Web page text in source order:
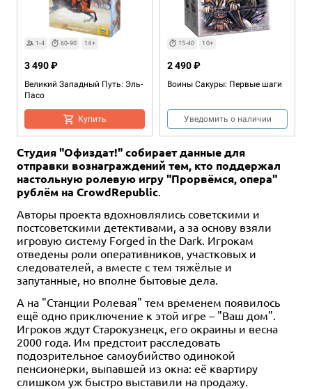
1-4 60-90 14+
Великий Западный Путь: Эль-
Пасо
3 490 ₽
Купить
15-40 10+
Воины Сакуры: Первые шаги
2 490 ₽
Уведомить о наличии
15-40 10+
Воины Сакуры: Мастера
дуэли
2 490 ₽
Уведомить о наличии
Хит 2-4 60 10+
Герои
36 отзывов
1 490 ₽
1-4 60-120 12+
Защитники Диких Земель
4 990 ₽
Уведомить о наличии
1-4 60-90 12+
Зельеварение. Путь алхимика
5 850 ₽
Купить
Хит 1-6 120 16+
Кромешная тьма:
Преисподняя
5 отзывов
14 990 ₽
Купить
2-4 45 12+
Мистическая Долина.
Расширенное издание
8 490 ₽
Купить
1-4 30-90 12+
Мицелий
1 отзыв
5 990 ₽
Уведомить о наличии
2-4 90 12+
Монастериум
5 490 ₽
Купить
2-5 25-40 14+
Пандоворот
2 590 ₽
Уведомить о наличии
1-4 150 14+
Поколения: Книга Свона
1 отзыв
5 490 ₽
2-5 60 10+
Смешанный лес
1 отзыв
2 490 ₽
Купить
1-4 120-180 13+
Чёрная книга
24 отзыва
5 990 ₽
2-4 30-40 13+
Super Fantasy Brawl
4 990 ₽
Уведомить о наличии
Студия "Офиздат!" собирает данные для
отправки вознаграждений тем, кто поддержал
настольную ролевую игру "Прорвёмся, опера"
рублём на CrowdRepublic
Авторы проекта вдохновлялись советскими и
постсоветскими детективами, а за основу взяли
игровую систему Forged in the Dark. Игрокам
отведены роли оперативников, участковых и
следователей, а вместе с тем тяжёлые и
запутанные, но вполне бытовые дела.
А на "Станции Ролевая" тем временем появилось
ещё одно приключение к этой игре – "Ваш дом".
Игроков ждут Старокузнецк, его окраины и весна
2000 года. Им предстоит расследовать
подозрительное самоубийство одинокой
пенсионерки, выпавшей из окна: её квартиру
слишком уж быстро выставили на продажу.